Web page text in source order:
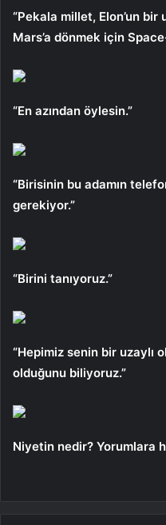
“Pekala millet, Elon’un
Mars’a dönmek için
“En azından öylesin.”
“Birisinin bu adamın
gerekiyor.”
“Birini tanıyoruz.”
“Hepimiz senin bir uzaylı
olduğunu biliyoruz.”
Niyetin nedir? Yorumlara